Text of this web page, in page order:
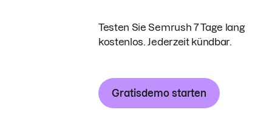
Testen Sie Semrush 7 Tage lang
kostenlos. Jederzeit kündbar.
Gratisdemo starten